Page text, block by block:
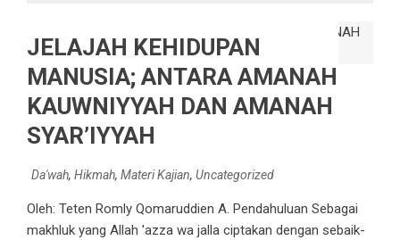
JELAJAH KEHIDUPAN
MANUSIA; ANTARA AMANAH
KAUWNIYYAH DAN AMANAH
SYAR’IYYAH
Da'wah, Hikmah, Materi Kajian, Uncategorized
Oleh: Teten Romly Qomaruddien A. Pendahuluan Sebagai
makhluk yang Allah 'azza wa jalla ciptakan dengan sebaik-